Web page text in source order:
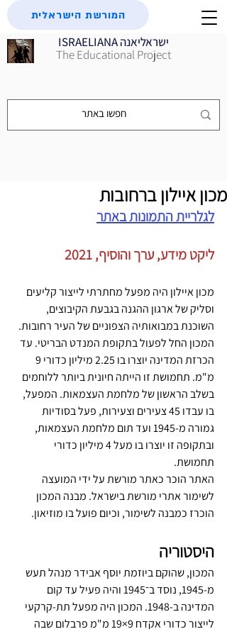
ISRAELIANA ישראליאנה
The Educational Project
המורשת הישראלית
מכון איילון ברחובות
לגלריית התמונות באתר
ליקט מידע, ערך והוסיף, 2021
מכון איילון היה מפעל מחתרתי לייצור קליעים
וסליק של ארגון ההגנה בגבעת הקיבוצים,
השוכנת במבואותיה הצפוניים של העיר רחובות.
המכון החל לפעול בתקופת המנדט הבריטי. עד
מ"מ. תחמושת זו הייתה חיונית ביותר ללוחמים
בשלב הראשון של מלחמת העצמאות. המפעל,
בו עבדו 45 צעירים וצעירות, פעל בסודיות
גמורה מ-1945 ועד תום מלחמת העצמאות,
ובתקופה זו יוצרו בו מעל 4 מיליון כדורי
תחמושת.
האתר הוכר כאתר מורשת על ידי המועצה
לשימור אתרי מורשת בישראל. מבנה המכון
הוכרז כמבנה לשימור, וכיום פועל בו מוזיאון.
היסטוריה
המכון, שהוקם ביוזמת יוסף אבידר מנהל תעש
מ-1945, נוסד ב־1945 והיה פעיל עד קום
המדינה ב-1948. המכון היה מפעל תת-קרקעי
לייצור כדורי אקדח 9×19 מ"מ פרבלום שבה